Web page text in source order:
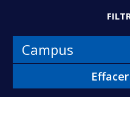
Campus